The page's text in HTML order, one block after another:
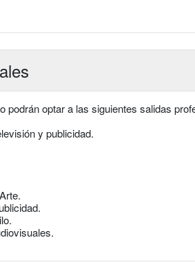
podrán optar a las siguientes salidas
y publicidad.